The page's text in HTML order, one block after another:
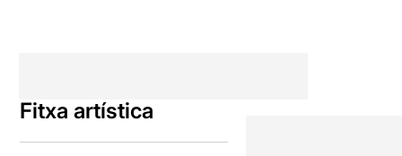
Fitxa artística